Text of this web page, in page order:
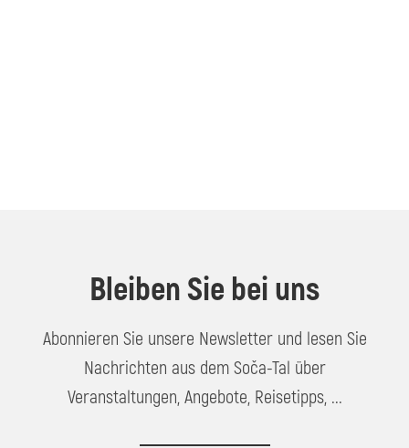
Bleiben Sie bei uns
Abonnieren Sie unsere Newsletter und lesen Sie
Nachrichten aus dem Soča-Tal über
Veranstaltungen, Angebote, Reisetipps, ...